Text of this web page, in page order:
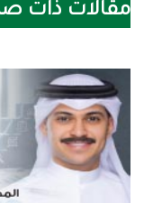
مقالات ذات